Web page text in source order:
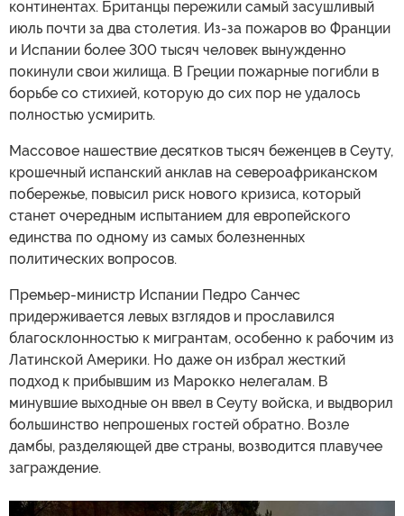
континентах. Британцы пережили самый засушливый
июль почти за два столетия. Из-за пожаров во Франции
и Испании более 300 тысяч человек вынужденно
покинули свои жилища. В Греции пожарные погибли в
борьбе со стихией, которую до сих пор не удалось
полностью усмирить.
Массовое нашествие десятков тысяч беженцев в Сеуту,
крошечный испанский анклав на североафриканском
побережье, повысил риск нового кризиса, который
станет очередным испытанием для европейского
единства по одному из самых болезненных
политических вопросов.
Премьер-министр Испании Педро Санчес
придерживается левых взглядов и прославился
благосклонностью к мигрантам, особенно к рабочим из
Латинской Америки. Но даже он избрал жесткий
подход к прибывшим из Марокко нелегалам. В
минувшие выходные он ввел в Сеуту войска, и выдворил
большинство непрошеных гостей обратно. Возле
дамбы, разделяющей две страны, возводится плавучее
заграждение.